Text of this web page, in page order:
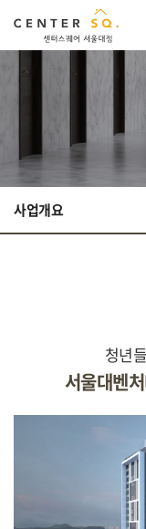
사업개요
청년
서울대벤